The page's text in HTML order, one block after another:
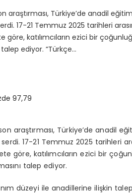
araştırması, Türkiye’de anadil
17-21 Temmuz 2025 tarihleri
göre, katılımcıların ezici bir
ediyor. “Türkçe…
araştırması, Türkiye’de anadil
17-21 Temmuz 2025 tarihleri
göre, katılımcıların ezici bir
talep ediyor.
düzeyi ile anadillerine ilişkin